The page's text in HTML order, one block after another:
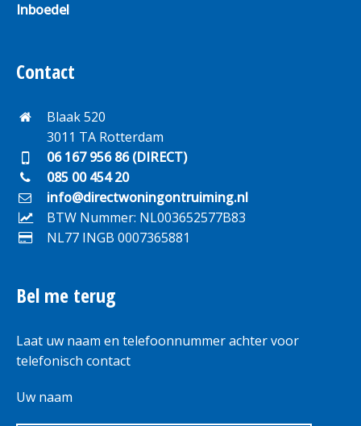
Inboedel
Contact
Blaak 520
3011 TA Rotterdam
06 167 956 86 (DIRECT)
085 00 454 20
info@directwoningontruiming.nl
BTW Nummer: NL003652577B83
NL77 INGB 0007365881
Bel me terug
Laat uw naam en telefoonnummer achter voor
telefonisch contact
Uw naam